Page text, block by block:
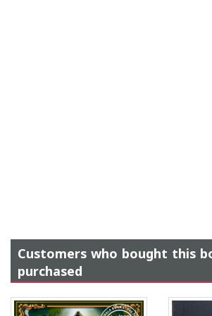
Customers who bought this
purchased